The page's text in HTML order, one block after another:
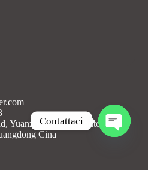
Yuanzhou Town, Contea di
Cina
Contattaci